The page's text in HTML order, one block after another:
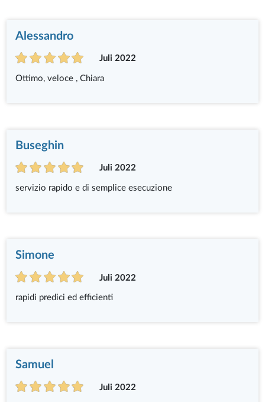
Alessandro
Juli 2022
Ottimo, veloce , Chiara
Buseghin
Juli 2022
servizio rapido e di semplice esecuzione
Simone
Juli 2022
rapidi predici ed efficienti
Samuel
Juli 2022